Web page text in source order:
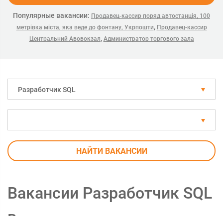
Популярные вакансии: Продавец-кассир поряд автостанція, 100
метрівка міста, яка веде до фонтану, Укрпошти, Продавец-кассир
Центральний Авовокзал, Администратор торгового зала
Разработчик SQL
НАЙТИ ВАКАНСИИ
Вакансии Разработчик SQL